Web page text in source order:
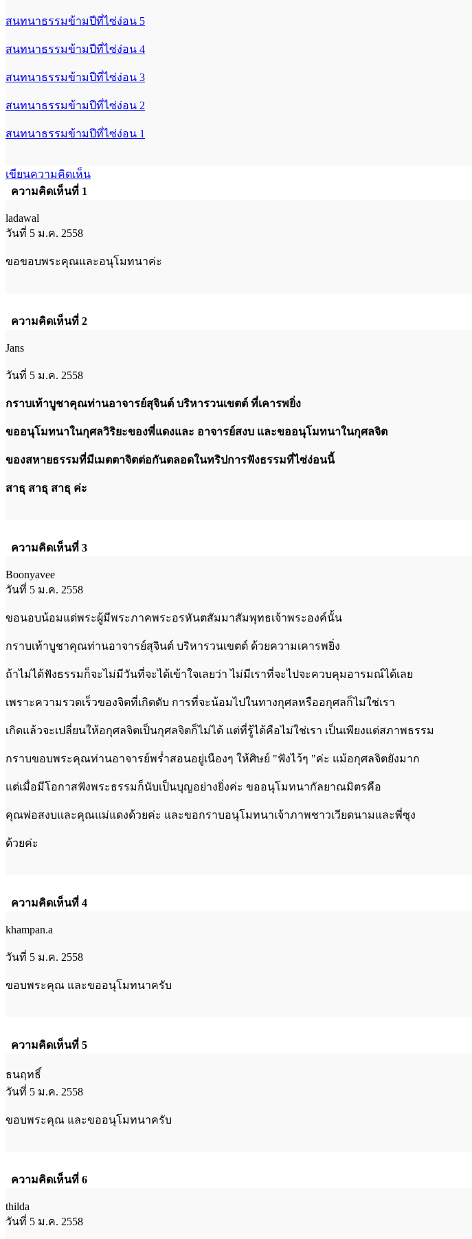
สนทนาธรรมข้ามปีที่ไซ่ง่อน 5
สนทนาธรรมข้ามปีที่ไซ่ง่อน 4
สนทนาธรรมข้ามปีที่ไซ่ง่อน 3
สนทนาธรรมข้ามปีที่ไซ่ง่อน 2
สนทนาธรรมข้ามปีที่ไซ่ง่อน 1
เขียนความคิดเห็น
ความคิดเห็นที่ 1
ladawal
วันที่ 5 ม.ค. 2558
ขอขอบพระคุณและอนุโมทนาค่ะ
ความคิดเห็นที่ 2
Jans
วันที่ 5 ม.ค. 2558
กราบเท้าบูชาคุณท่านอาจารย์สุจินต์ บริหารวนเขตต์ ที่เคารพยิ่ง
ขออนุโมทนาในกุศลวิริยะของพี่แดงและ อาจารย์สงบ และขออนุโมทนาในกุศลจิต
ของสหายธรรมที่มีเมตตาจิตต่อกันตลอดในทริปการฟังธรรมที่ไซ่ง่อนนี้
สาธุ สาธุ สาธุ ค่ะ
ความคิดเห็นที่ 3
Boonyavee
วันที่ 5 ม.ค. 2558
ขอนอบน้อมแด่พระผู้มีพระภาคพระอรหันตสัมมาสัมพุทธเจ้าพระองค์นั้น
กราบเท้าบูชาคุณท่านอาจารย์สุจินต์ บริหารวนเขตต์ ด้วยความเคารพยิ่ง
ถ้าไม่ได้ฟังธรรมก็จะไม่มีวันที่จะได้เข้าใจเลยว่า ไม่มีเราที่จะไปจะควบคุมอารมณ์ได้เลย
เพราะความรวดเร็วของจิตที่เกิดดับ การที่จะน้อมไปในทางกุศลหรืออกุศลก็ไม่ใช่เรา
เกิดแล้วจะเปลี่ยนให้อกุศลจิตเป็นกุศลจิตก็ไม่ได้ แต่ที่รู้ได้คือไม่ใช่เรา เป็นเพียงแต่สภาพธรรม
กราบขอบพระคุณท่านอาจารย์พร่ำสอนอยู่เนืองๆ ให้ศิษย์ "ฟังไว้ๆ "ค่ะ แม้อกุศลจิตยังมาก
แต่เมื่อมีโอกาสฟังพระธรรมก็นับเป็นบุญอย่างยิ่งค่ะ ขออนุโมทนากัลยาณมิตรคือ
คุณพ่อสงบและคุณแม่แดงด้วยค่ะ และขอกราบอนุโมทนาเจ้าภาพชาวเวียดนามและพี่ซุง
ด้วยค่ะ
ความคิดเห็นที่ 4
khampan.a
วันที่ 5 ม.ค. 2558
ขอบพระคุณ และขออนุโมทนาครับ
ความคิดเห็นที่ 5
ธนฤทธิ์
วันที่ 5 ม.ค. 2558
ขอบพระคุณ และขออนุโมทนาครับ
ความคิดเห็นที่ 6
thilda
วันที่ 5 ม.ค. 2558